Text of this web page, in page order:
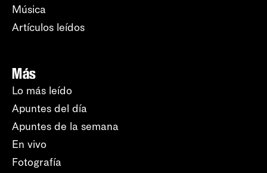
Música
Artículos leídos
Más
Lo más leído
Apuntes del día
Apuntes de la semana
En vivo
Fotografía